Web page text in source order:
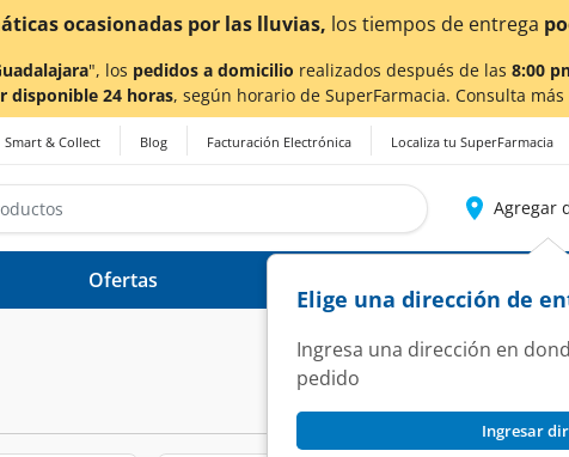
ocasionadas por las lluvias, los tiempos de entrega
", los pedidos a domicilio realizados después de las 8:00
disponible 24 horas, según horario de SuperFarmacia. Consulta
Smart & Collect Blog Facturación Electrónica Localiza tu SuperFarmacia
Agregar
Elige una dirección de
Ingresa una dirección en
pedido
Ingresar
Ofertas